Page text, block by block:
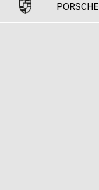
PORSCHE